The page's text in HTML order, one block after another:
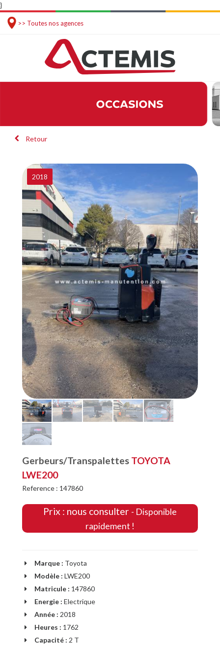
}
>> Toutes nos agences
Retour
2018
Gerbeurs/Transpalettes TOYOTA
LWE200
Reference : 147860
Prix : nous consulter - Disponible
rapidement !
Marque : Toyota
Modèle : LWE200
Matricule : 147860
Energie : Electrique
Année : 2018
Heures : 1762
Capacité : 2 T